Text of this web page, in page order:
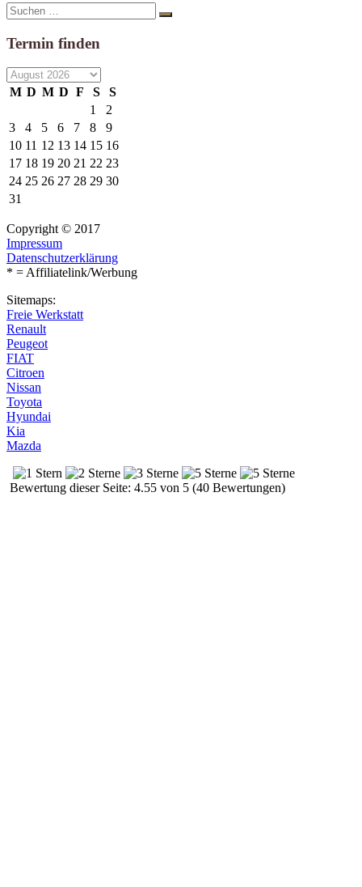
Suche
nach:
Suchen
Termin finden
M D M D F S
S
1
2
3
4 5 6 7 8
9
10 11 12 13 14 15 16
17 18 19 20 21 22 23
24 25 26 27 28 29 30
31
Copyright © 2017
Impressum
Datenschutzerklärung
* = Affiliatelink/Werbung
Sitemaps:
Freie Werkstatt
Renault
Peugeot
FIAT
Citroen
Nissan
Toyota
Hyundai
Kia
Mazda
Bewertung dieser Seite: 4.55 von 5 (40 Bewertungen)